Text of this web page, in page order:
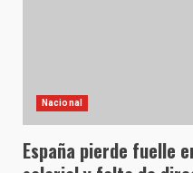
Nacional
España pierde fuelle